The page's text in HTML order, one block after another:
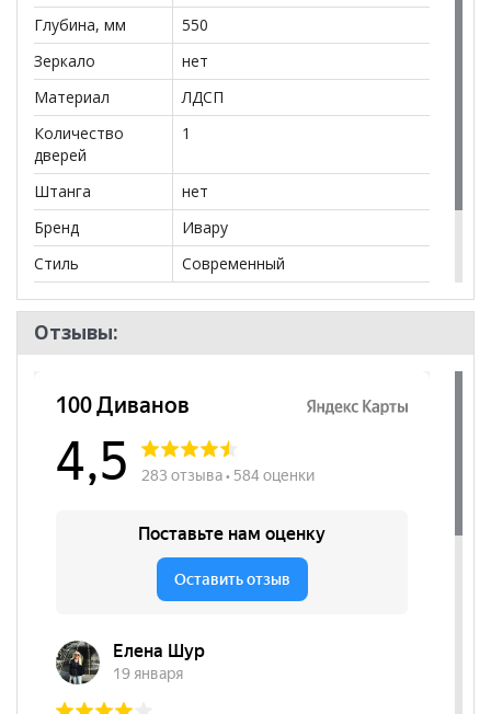
Глубина, мм
550
Зеркало
нет
Материал
ЛДСП
Количество
дверей
1
Штанга
нет
Бренд
Ивару
Стиль
Современный
Комната
Спальня
Пол
Отзывы: